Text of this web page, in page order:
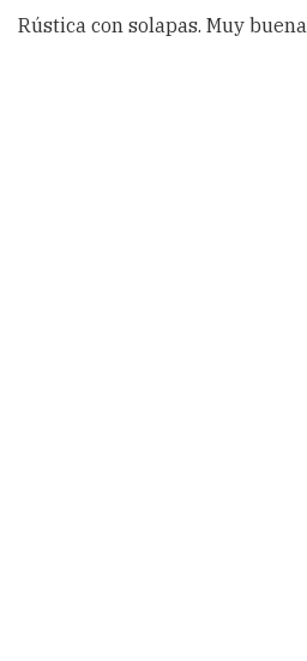
Rústica con solapas. Muy buena